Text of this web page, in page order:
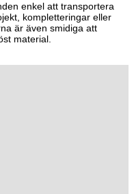
enkel att transportera
kompletteringar eller
är även smidiga att
material.